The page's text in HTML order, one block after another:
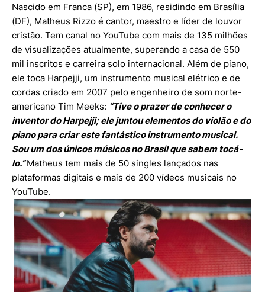
Nascido em Franca (SP), em 1986, residindo em Brasília
(DF), Matheus Rizzo é cantor, maestro e líder de louvor
cristão. Tem canal no YouTube com mais de 135 milhões
de visualizações atualmente, superando a casa de 550
mil inscritos e carreira solo internacional. Além de piano,
ele toca Harpejji, um instrumento musical elétrico e de
cordas criado em 2007 pelo engenheiro de som norte-
americano Tim Meeks: “Tive o prazer de conhecer o
inventor do Harpejji; ele juntou elementos do violão e do
piano para criar este fantástico instrumento musical.
Sou um dos únicos músicos no Brasil que sabem tocá-
lo.”Matheus tem mais de 50 singles lançados nas
plataformas digitais e mais de 200 vídeos musicais no
YouTube.